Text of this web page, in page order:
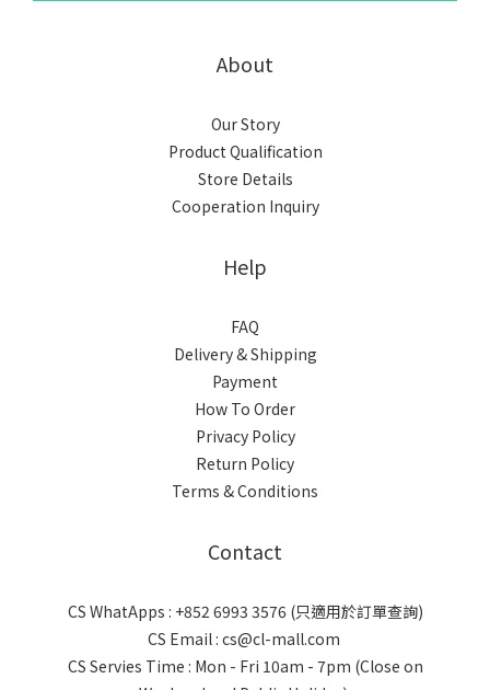
About
Our Story
Product Qualification
Store Details
Cooperation Inquiry
Help
FAQ
Delivery & Shipping
Payment
How To Order
Privacy Policy
Return Policy
Terms & Conditions
Contact
CS WhatApps : +852 6993 3576 (只適用於訂單查詢)
CS Email : cs@cl-mall.com
CS Servies Time : Mon - Fri 10am - 7pm (Close on